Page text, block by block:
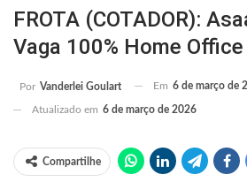
FROTA (COTADOR):
Vaga 100% Home Office
Por Vanderlei Goulart Em 6 de março de
Atualizado em 6 de março de 2026
Compartilhe